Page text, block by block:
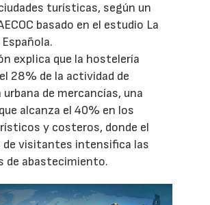
turísticas, según un
basado en el estudio La
explica que la hostelería
28% de la actividad de
de mercancías, una
alcanza el 40% en los
y costeros, donde el
visitantes intensifica las
de abastecimiento.